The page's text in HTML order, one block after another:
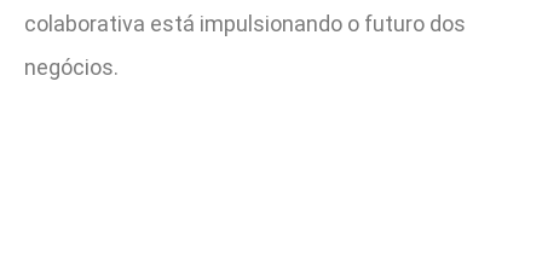
colaborativa está impulsionando o futuro dos
negócios.